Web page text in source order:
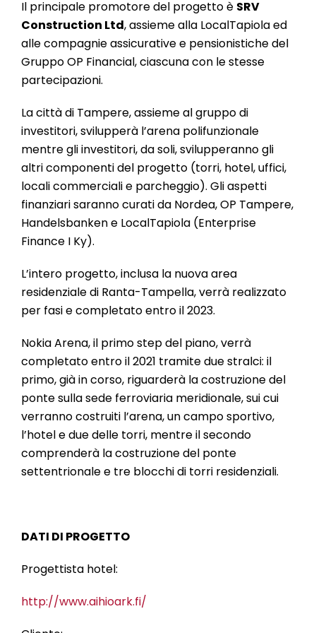
Il principale promotore del progetto è SRV
Construction Ltd, assieme alla LocalTapiola ed
alle compagnie assicurative e pensionistiche del
Gruppo OP Financial, ciascuna con le stesse
partecipazioni.
La città di Tampere, assieme al gruppo di
investitori, svilupperà l’arena polifunzionale
mentre gli investitori, da soli, svilupperanno gli
altri componenti del progetto (torri, hotel, uffici,
locali commerciali e parcheggio). Gli aspetti
finanziari saranno curati da Nordea, OP Tampere,
Handelsbanken e LocalTapiola (Enterprise
Finance I Ky).
L’intero progetto, inclusa la nuova area
residenziale di Ranta-Tampella, verrà realizzato
per fasi e completato entro il 2023.
Nokia Arena, il primo step del piano, verrà
completato entro il 2021 tramite due stralci: il
primo, già in corso, riguarderà la costruzione del
ponte sulla sede ferroviaria meridionale, sui cui
verranno costruiti l’arena, un campo sportivo,
l’hotel e due delle torri, mentre il secondo
comprenderà la costruzione del ponte
settentrionale e tre blocchi di torri residenziali.
DATI DI PROGETTO
Progettista hotel:
http://www.aihioark.fi/